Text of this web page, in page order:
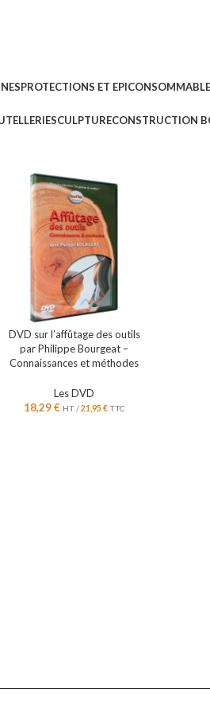
PROTECTIONS ET EPI
SCULPTURECONSTRUCTION
DVD sur l’affûtage des outils
par Philippe Bourgeat –
Connaissances et méthodes
Les DVD
18,29€ HT /21,95 €TTC